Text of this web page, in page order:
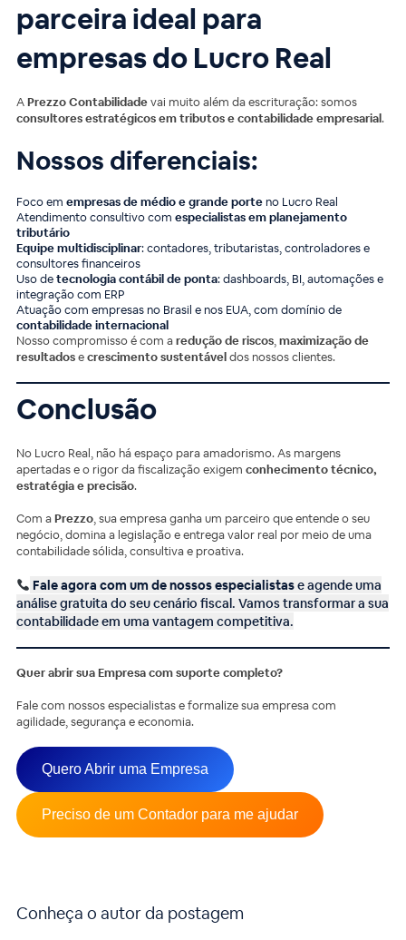
parceira ideal para
empresas do Lucro Real
APrezzo Contabilidadevai muito além da escrituração: somos
consultores estratégicos em tributos e contabilidade empresarial.
Nossos diferenciais:
Foco em empresas de médio e grande porteno Lucro Real
Atendimento consultivo com especialistas em planejamento
tributário
Equipe multidisciplinar: contadores, tributaristas, controladores e
consultores financeiros
Uso detecnologia contábil de ponta: dashboards, BI, automações e
integração com ERP
Atuação com empresas no Brasil e nos EUA, com domínio de
contabilidade internacional
Nosso compromisso é com aredução de riscos,maximização de
resultadosecrescimento sustentáveldos nossos clientes.
Conclusão
No Lucro Real, não há espaço para amadorismo. As margens
apertadas e o rigor da fiscalização exigem conhecimento técnico,
estratégia e precisão.
Com aPrezzo, sua empresa ganha um parceiro que entende o seu
negócio, domina a legislação e entrega valor real por meio de uma
contabilidade sólida, consultiva e proativa.
Fale agora com um de nossos especialistase agende uma
análise gratuita do seu cenário fiscal. Vamos transformar a sua
contabilidade em uma vantagem competitiva.
Quer abrir sua Empresa com suporte completo?
Fale com nossos especialistas e formalize sua empresa com
agilidade, segurança e economia.
Quero Abrir uma Empresa
Preciso de um Contador para me ajudar
Conheça o autor da postagem